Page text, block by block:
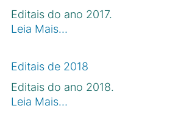
Editais do ano 2017.
Leia Mais…
Editais de 2018
Editais do ano 2018.
Leia Mais…